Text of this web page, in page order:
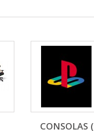
CONSOLAS (